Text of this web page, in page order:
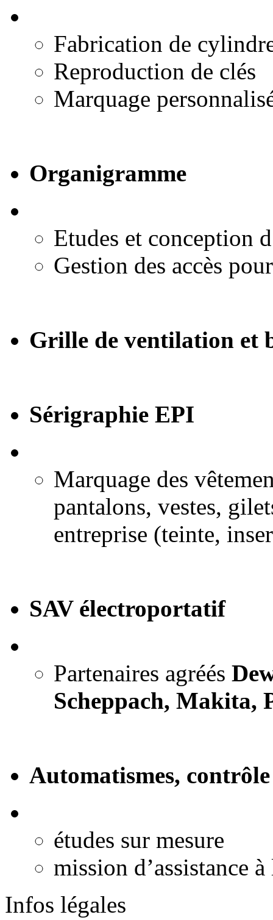
Fabrication de
Reproduction de clés
Marquage
Organigramme
Etudes et conception
Gestion des accès
Grille de ventilation et
Sérigraphie EPI
Marquage des
pantalons, vestes,
entreprise (teinte,
SAV électroportatif
Partenaires agréés
Scheppach, Makita,
Automatismes, contrôle
études sur mesure
mission d’assistance
Infos légales